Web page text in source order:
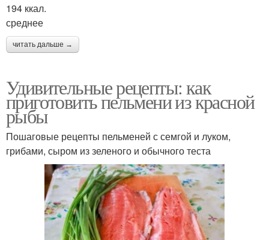
194 ккал.
среднее
читать дальше →
Удивительные рецепты: как
приготовить пельмени из красной
рыбы
Пошаговые рецепты пельменей с семгой и луком,
грибами, сыром из зеленого и обычного теста